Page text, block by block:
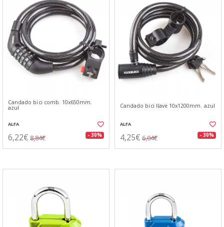
Candado bici comb. 10x650mm.
azul
ALFA
6,22€ 8,84€ - 30%
Candado bici llave 10x1200mm. azul
ALFA
4,25€ 6,04€ - 30%